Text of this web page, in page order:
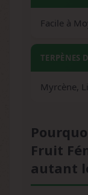
Facile à
TERPÈNES
Myrcène,
Fruit
autant